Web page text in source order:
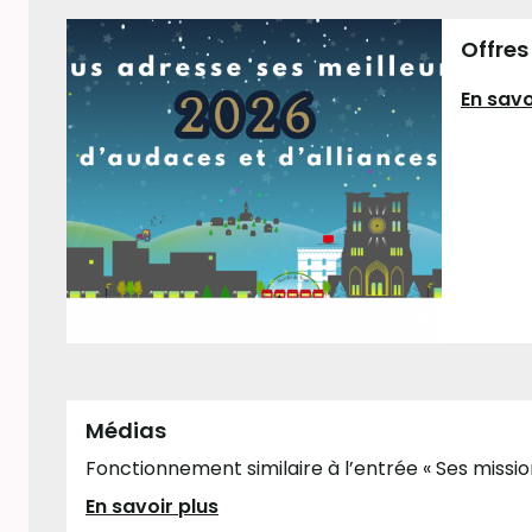
En
Médias
Fonctionnement similaire à l’entrée « Ses
En savoir plus